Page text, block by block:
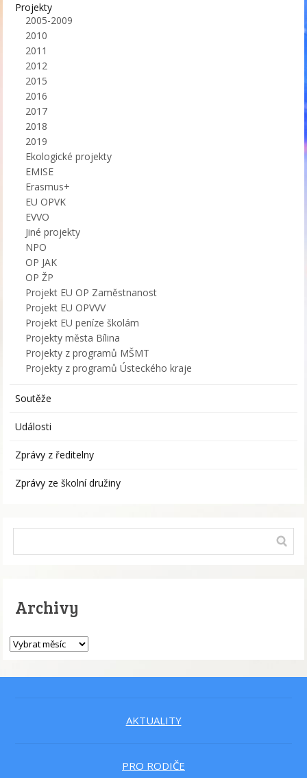
Projekty
2005-2009
2010
2011
2012
2015
2016
2017
2018
2019
Ekologické projekty
EMISE
Erasmus+
EU OPVK
EVVO
Jiné projekty
NPO
OP JAK
OP ŽP
Projekt EU OP Zaměstnanost
Projekt EU OPVVV
Projekt EU peníze školám
Projekty města Bílina
Projekty z programů MŠMT
Projekty z programů Ústeckého kraje
Soutěže
Události
Zprávy z ředitelny
Zprávy ze školní družiny
Archivy
AKTUALITY
PRO RODIČE